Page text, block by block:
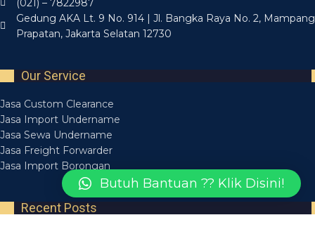
(021) – 7822987
Gedung AKA Lt. 9 No. 914 | Jl. Bangka Raya No. 2, Mampang
Prapatan, Jakarta Selatan 12730
Our Service
Jasa Custom Clearance
Jasa Import Undername
Jasa Sewa Undername
Jasa Freight Forwarder
Jasa Import Borongan
Recent Posts
Butuh Bantuan ?? Klik Disini!